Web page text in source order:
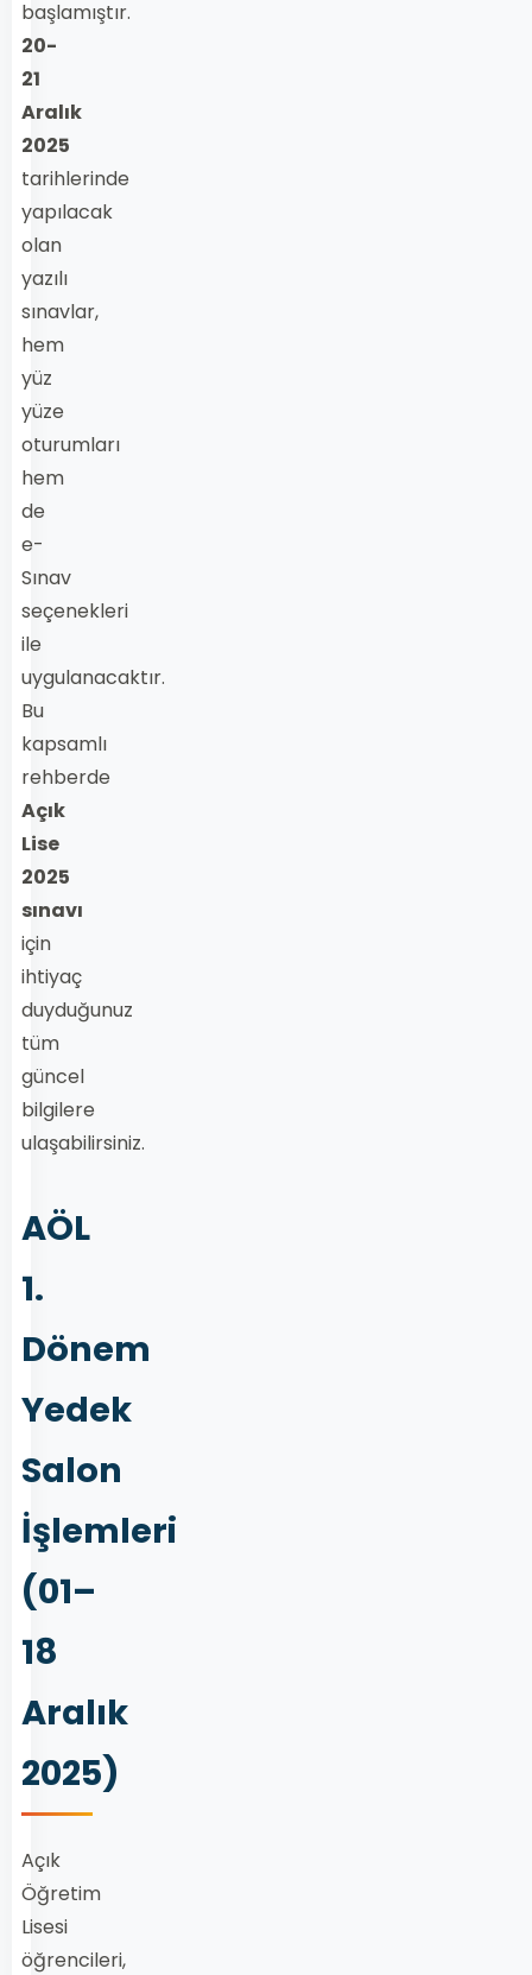
başlamıştır.
20-
21
Aralık
2025
tarihlerinde
yapılacak
olan
yazılı
sınavlar,
hem
yüz
yüze
oturumları
hem
de
e-
Sınav
seçenekleri
ile
uygulanacaktır.
Bu
kapsamlı
rehberde
Açık
Lise
2025
sınavı
için
ihtiyaç
duyduğunuz
tüm
güncel
bilgilere
ulaşabilirsiniz.
AÖL
1.
Dönem
Yedek
Salon
İşlemleri
(01–
18
Aralık
2025)
Açık
Öğretim
Lisesi
öğrencileri,